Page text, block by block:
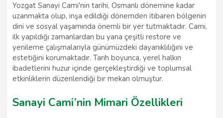
Yozgat Sanayi Cami'nin tarihi, Osmanlı dönemine kadar
uzanmakta olup, inşa edildiği dönemden itibaren bölgenin
dini ve sosyal yaşamında önemli bir yer tutmaktadır. Cami,
ilk yapıldığı zamanlardan bu yana çeşitli restore ve
yenileme çalışmalarıyla günümüzdeki dayanıklılığını ve
estetiğini korumaktadır. Tarih boyunca, yerel halkın
ibadetlerini huzur içinde gerçekleştirdiği ve toplumsal
etkinliklerin düzenlendiği bir mekan olmuştur.
Sanayi Cami’nin Mimari Özellikleri